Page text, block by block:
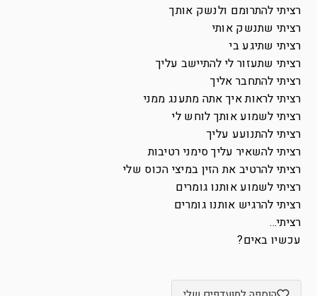
רציתי להתרומם ולנשק אותך
רציתי שתנשק אותי
רציתי שתיגע בי
רציתי שתעזור לי להתיישב עליך
רציתי להתחבר אליך
רציתי לראות איך אתה מתענג ממני
רציתי לשמוע אותך לוחש לי
רציתי להתנועע עליך
רציתי להשאיר עליך סימני רטיבות
רציתי להרטיב את הזין במיצי הכוס שלי
רציתי לשמוע אותנו גומרים
רציתי להרגיש אותנו גומרים
רציתי…
עכשיו באים?